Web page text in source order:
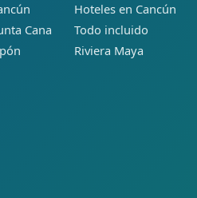
Cana
Hoteles en Cancún
Todo incluido
Riviera Maya